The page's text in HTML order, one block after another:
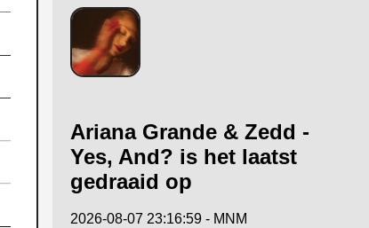
Ariana Grande & Zedd -
Yes, And? is het laatst
gedraaid op
2026-08-07 23:16:59 - MNM